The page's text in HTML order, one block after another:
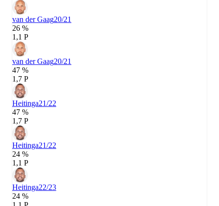
van der Gaag20/21
26 %
1,1 P
van der Gaag20/21
47 %
1,7 P
Heitinga21/22
47 %
1,7 P
Heitinga21/22
24 %
1,1 P
Heitinga22/23
24 %